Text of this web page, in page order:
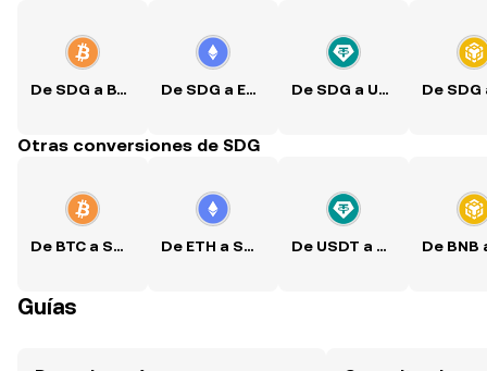
De SDG a BTC De SDG a ETH De SDG a USDT
Otras conversiones de SDG
De BTC a SDG De ETH a SDG De USDT a SDG
Guías